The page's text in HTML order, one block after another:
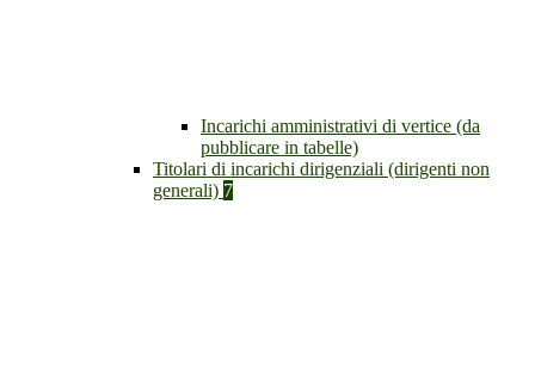
Incarichi amministrativi di vertice (da
pubblicare in tabelle)
Titolari di incarichi dirigenziali (dirigenti non
generali) 7